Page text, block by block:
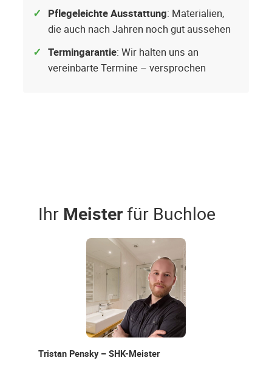
Pflegeleichte Ausstattung: Materialien,
die auch nach Jahren noch gut aussehen
Termingarantie: Wir halten uns an
vereinbarte Termine – versprochen
Ihr Meisterfür Buchloe
Tristan Pensky – SHK-Meister